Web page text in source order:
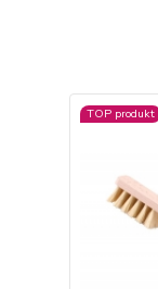
TOP produkt